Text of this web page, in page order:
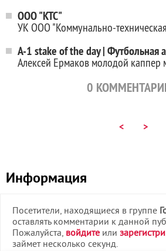
ООО "КТС"
УК ООО "Коммунально-
A-1 stake of the day | Футбольная
Алексей Ермаков молодой
0
< >
Информация
Посетители, находящиеся в группе
оставлять комментарии к данной
Пожалуйста, войдите или
займет несколько секунд.